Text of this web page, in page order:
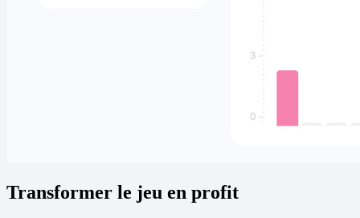
Transformer le jeu en profit